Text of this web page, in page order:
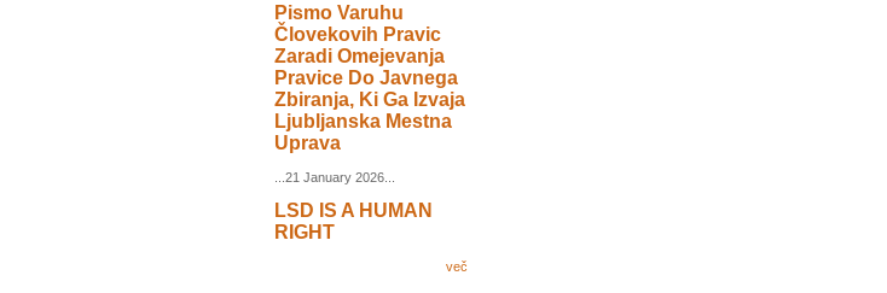
Pismo Varuhu
Človekovih Pravic
Zaradi Omejevanja
Pravice Do Javnega
Zbiranja, Ki Ga Izvaja
Ljubljanska Mestna
Uprava
...21 January 2026...
LSD IS A HUMAN
RIGHT
več